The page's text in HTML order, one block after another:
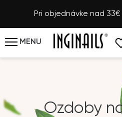
Pri objednávke nad
MENU
Ozdoby